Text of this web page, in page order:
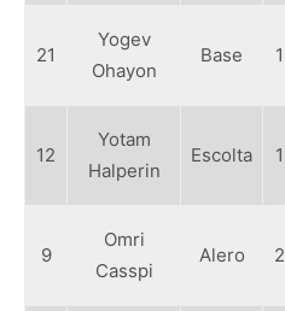
21
Yogev
Ohayon
Base
12
Yotam
Halperin
Escolta
9
Omri
Casspi
Alero